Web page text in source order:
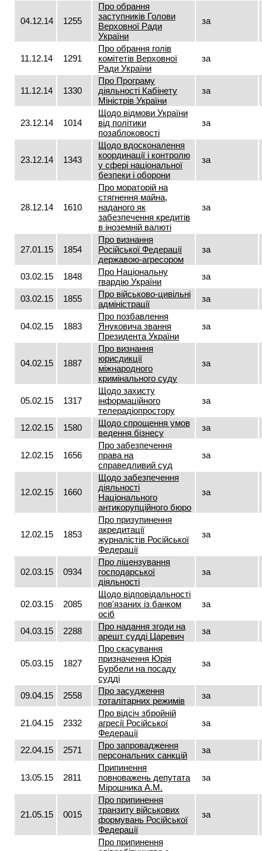
04.12.14 1255
Про обрання
заступників Голови
Верховної Ради
України
за
11.12.14 1291
Про обрання голів
комітетів Верховної
Ради України
за
11.12.14 1330
Про Програму
діяльності Кабінету
Міністрів України
за
23.12.14 1014
Щодо відмови України
від політики
позаблоковості
за
23.12.14 1343
Щодо вдосконалення
координації і контролю
у сфері національної
безпеки і оборони
за
28.12.14 1610
Про мораторій на
стягнення майна,
наданого як
забезпечення кредитів
в іноземній валюті
за
27.01.15 1854
Про визнання
Російської Федерації
державою-агресором
за
03.02.15 1848
Про Національну
гвардію України
за
03.02.15 1855
Про військово-цивільні
адміністрації
за
04.02.15 1883
Про позбавлення
Януковича звання
Президента України
за
04.02.15 1887
Про визнання
юрисдикції
міжнародного
кримінального суду
за
05.02.15 1317
Щодо захисту
інформаційного
телерадіопростору
за
12.02.15 1580
Щодо спрощення умов
ведення бізнесу
за
12.02.15 1656
Про забезпечення
права на
справедливий суд
за
12.02.15 1660
Щодо забезпечення
діяльності
Національного
антикорупційного бюро
за
12.02.15 1853
Про призупинення
акредитації
журналістів Російської
Федерації
за
02.03.15 0934
Про ліцензування
господарської
діяльності
за
02.03.15 2085
Щодо відповідальності
пов'язаних із банком
осіб
за
04.03.15 2288
Про надання згоди на
арешт судді Царевич
за
05.03.15 1827
Про скасування
призначення Юрія
Бурбели на посаду
судді
за
09.04.15 2558
Про засудження
тоталітарних режимів
за
21.04.15 2332
Про відсіч збройній
агресії Російської
Федерації
за
22.04.15 2571
Про запровадження
персональних санкцій
за
13.05.15 2811
Припинення
повноважень депутата
Мірошника А.М.
за
21.05.15 0015
Про припинення
транзиту військових
формувань Російської
Федерації
за
Про припинення